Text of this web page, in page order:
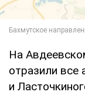
На
отразили все
и